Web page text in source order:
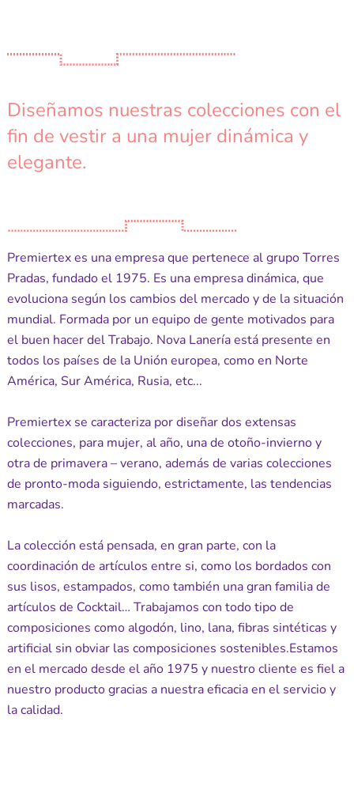
Diseñamos nuestras colecciones con el
fin de vestir a una mujer dinámica y
elegante.
Premiertex es una empresa que pertenece al grupo Torres
Pradas, fundado el 1975. Es una empresa dinámica, que
evoluciona según los cambios del mercado y de la situación
mundial. Formada por un equipo de gente motivados para
el buen hacer del Trabajo. Nova Lanería está presente en
todos los países de la Unión europea, como en Norte
América, Sur América, Rusia, etc...
Premiertex se caracteriza por diseñar dos extensas
colecciones, para mujer, al año, una de otoño-invierno y
otra de primavera – verano, además de varias colecciones
de pronto-moda siguiendo, estrictamente, las tendencias
marcadas.
La colección está pensada, en gran parte, con la
coordinación de artículos entre si, como los bordados con
sus lisos, estampados, como también una gran familia de
artículos de Cocktail… Trabajamos con todo tipo de
composiciones como algodón, lino, lana, fibras sintéticas y
artificial sin obviar las composiciones sostenibles.Estamos
en el mercado desde el año 1975 y nuestro cliente es fiel a
nuestro producto gracias a nuestra eficacia en el servicio y
la calidad.